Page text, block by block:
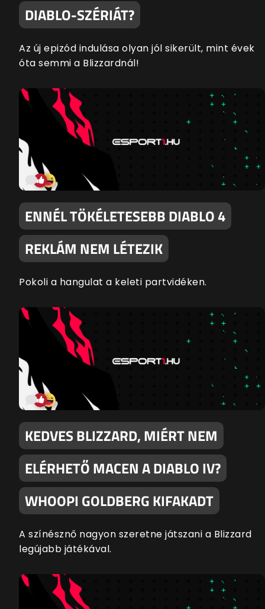
DIABLO-SZÉRIÁT?
Az új epizód indulása olyan jól sikerült, mint évek
óta semmi a Blizzardnál!
ENNÉL TÖKÉLETESEBB DIABLO 4
REKLÁM NEM LÉTEZIK
Pokoli a hangulat a keleti partvidéken.
KEDVES BLIZZARD, MIÉRT NEM
ELÉRHETŐ MACEN A DIABLO IV?
WHOOPI GOLDBERG KIFAKADT
A színésznő nagyon szeretne játszani a Blizzard
legújabb játékával.